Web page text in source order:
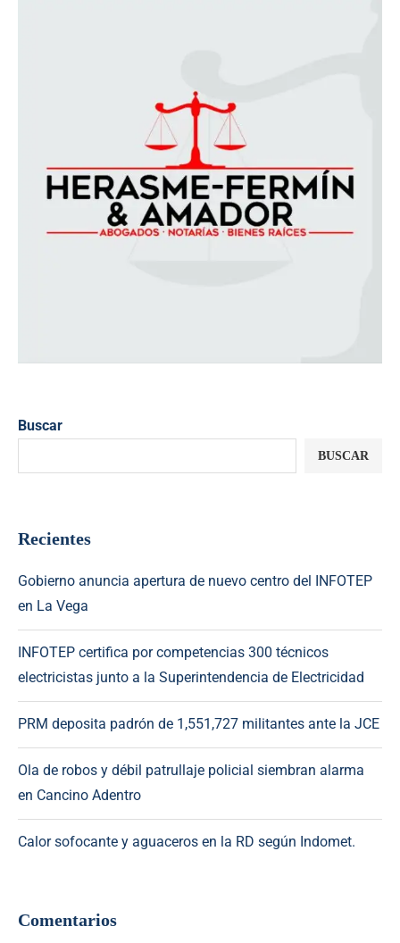
Buscar
BUSCAR
Recientes
Gobierno anuncia apertura de nuevo centro del INFOTEP
en La Vega
INFOTEP certifica por competencias 300 técnicos
electricistas junto a la Superintendencia de Electricidad
PRM deposita padrón de 1,551,727 militantes ante la JCE
Ola de robos y débil patrullaje policial siembran alarma
en Cancino Adentro
Calor sofocante y aguaceros en la RD según Indomet.
Comentarios